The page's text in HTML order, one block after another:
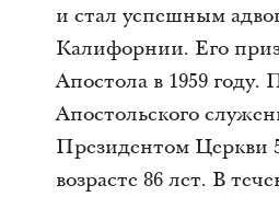
и стал успешным
Калифорнии. Его
Апостола в 1959 году.
Апостольского
Президентом Церкви
возрасте 86 лет. В